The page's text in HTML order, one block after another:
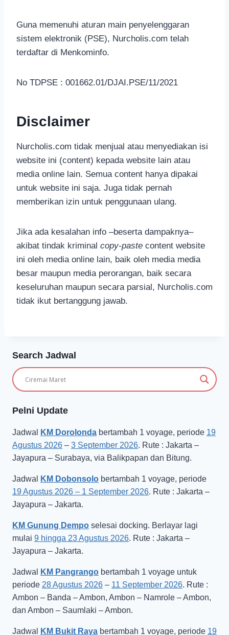
Guna memenuhi aturan main penyelenggaran
sistem elektronik (PSE), Nurcholis.com telah
terdaftar di Menkominfo.
No TDPSE : 001662.01/DJAI.PSE/11/2021
Disclaimer
Nurcholis.com tidak menjual atau menyediakan isi
website ini (content) kepada website lain atau
media online lain. Semua content hanya dipakai
untuk website ini saja. Juga tidak pernah
memberikan izin untuk penggunaan ulang.
Jika ada kesalahan info –beserta dampaknya–
akibat tindak kriminal copy-paste content website
ini oleh media online lain, baik oleh media media
besar maupun media perorangan, baik secara
keseluruhan maupun secara parsial, Nurcholis.com
tidak ikut bertanggung jawab.
Search Jadwal
Pelni Update
Jadwal KM Dorolonda bertambah 1 voyage, periode 19
Agustus 2026 – 3 September 2026. Rute : Jakarta –
Jayapura – Surabaya, via Balikpapan dan Bitung.
Jadwal KM Dobonsolo bertambah 1 voyage, periode
19 Agustus 2026 – 1 September 2026. Rute : Jakarta –
Jayapura – Jakarta.
KM Gunung Dempo selesai docking. Berlayar lagi
mulai 9 hingga 23 Agustus 2026. Rute : Jakarta –
Jayapura – Jakarta.
Jadwal KM Pangrango bertambah 1 voyage untuk
periode 28 Agustus 2026 – 11 September 2026. Rute :
Ambon – Banda – Ambon, Ambon – Namrole – Ambon,
dan Ambon – Saumlaki – Ambon.
Jadwal KM Bukit Raya bertambah 1 voyage, periode 19